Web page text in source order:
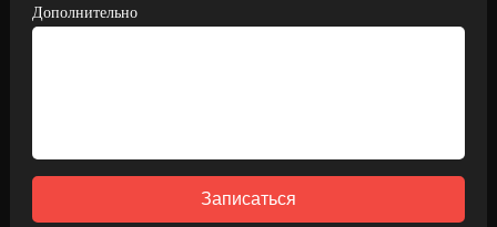
Дополнительно
Записаться